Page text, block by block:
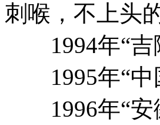
刺喉，不上头
1994年“吉
1995年“中
1996年“安